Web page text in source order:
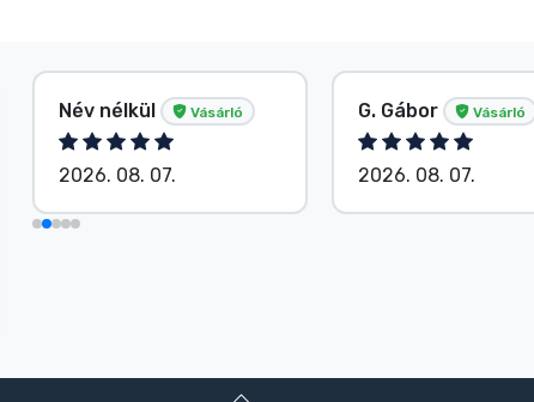
Név nélkül Vásárló
2026. 08. 07.
G. Gábor Vásárló
2026. 08. 07.